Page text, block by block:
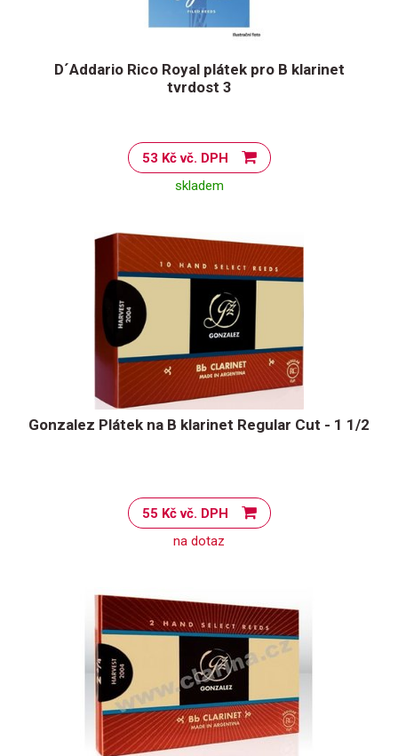
D´Addario Rico Royal plátek pro B klarinet
tvrdost 3
53 Kč vč. DPH
skladem
Gonzalez Plátek na B klarinet Regular Cut - 1 1/2
55 Kč vč. DPH
na dotaz